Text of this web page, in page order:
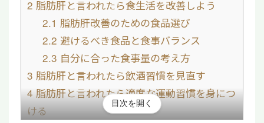
2 脂肪肝と言われたら食生活を改善しよう
2.1 脂肪肝改善のための食品選び
2.2 避けるべき食品と食事バランス
2.3 自分に合った食事量の考え方
3 脂肪肝と言われたら飲酒習慣を見直す
4脂肪肝と言われたら適度な運動習慣を身につ
ける
目次を開く